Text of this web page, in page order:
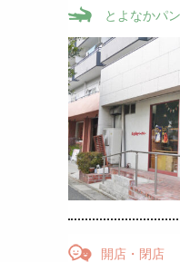
とよなかパ
開店・閉店